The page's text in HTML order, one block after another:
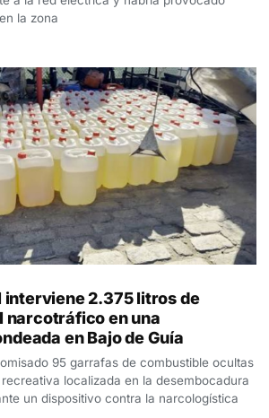
la zona
interviene 2.375 litros de
narcotráfico en una
en Bajo de Guía
95 garrafas de combustible ocultas
localizada en la desembocadura
un dispositivo contra la narcologística